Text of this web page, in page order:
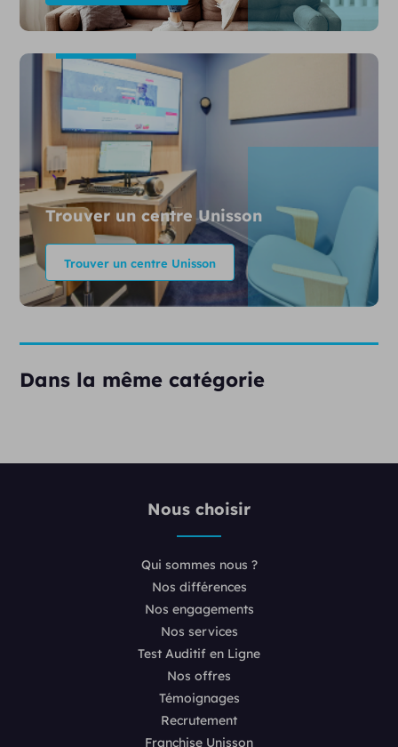
Trouver un centre Unisson
Trouver un centre Unisson
Dans la même catégorie
Nous choisir
Qui sommes nous ?
Nos différences
Nos engagements
Nos services
Test Auditif en Ligne
Nos offres
Témoignages
Recrutement
Franchise Unisson